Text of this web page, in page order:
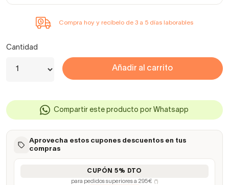
Compra hoy y recíbelo de 3 a 5 días laborables
Cantidad
Añadir al carrito
Compartir este producto por Whatsapp
Aprovecha estos cupones descuentos en tus
compras
CUPÓN 5% DTO
para pedidos superiores a 295€ (*)